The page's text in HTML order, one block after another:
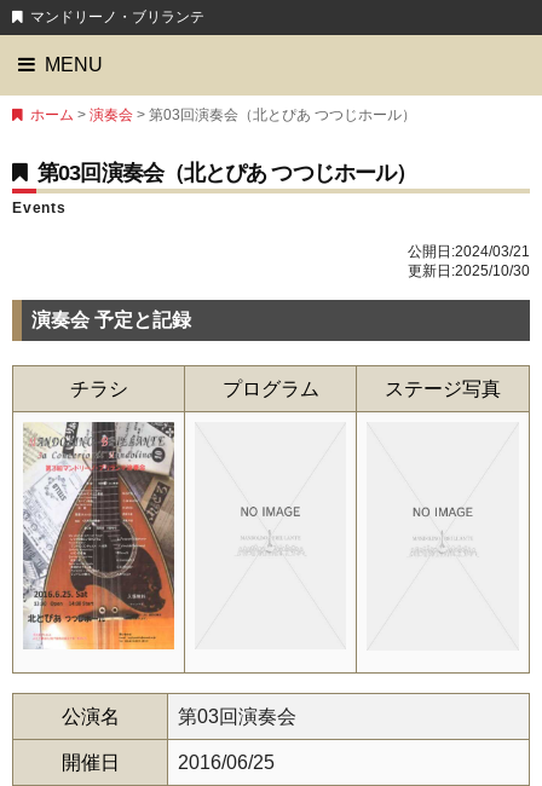
マンドリーノ・ブリランテ
MENU
ホーム > 演奏会 > 第03回演奏会（北とぴあ つつじホール）
第03回演奏会（北とぴあ つつじホール）
Events
公開日:2024/03/21
更新日:2025/10/30
演奏会 予定と記録
チラシ プログラム ステージ写真
公演名 第03回演奏会
開催日 2016/06/25